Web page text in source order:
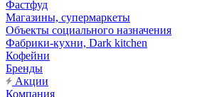
Фастфуд
Магазины, супермаркеты
Объекты социального назначения
Фабрики-кухни, Dark kitchen
Кофейни
Бренды
Акции
Компания